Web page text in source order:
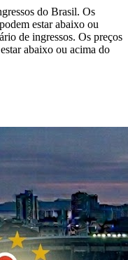
do Brasil. Os
estar abaixo ou
de ingressos. Os preços
abaixo ou acima do